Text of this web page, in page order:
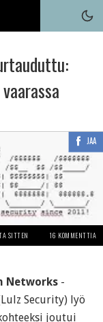
JAA
SITTEN 16 KOMMENTTIA
Networks -
Security) lyö
joutui